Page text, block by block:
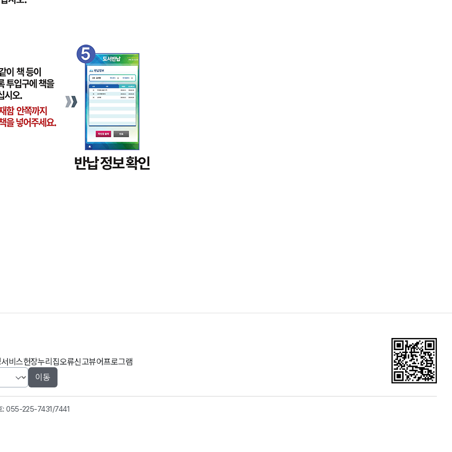
비스헌장누리집오류신고뷰어프로그램
이동
:055-225-7431/7441